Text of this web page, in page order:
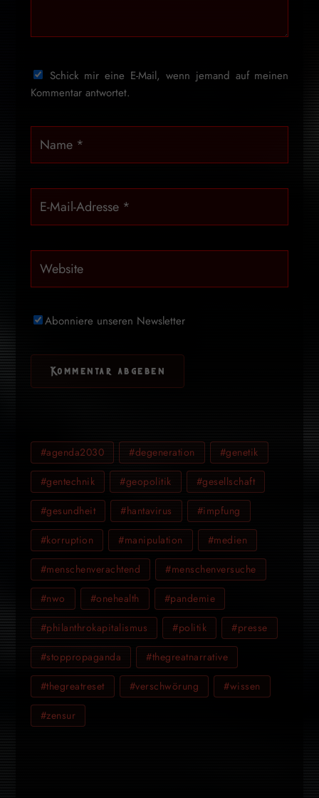
Schick mir eine E-Mail, wenn jemand auf meinen
Kommentar antwortet.
Abonniere unseren Newsletter
#agenda2030 #degeneration #genetik
#gentechnik #geopolitik #gesellschaft
#gesundheit #hantavirus #impfung
#korruption #manipulation #medien
#menschenverachtend #menschenversuche
#nwo #onehealth #pandemie
#philanthrokapitalismus #politik #presse
#stoppropaganda #thegreatnarrative
#thegreatreset #verschwörung #wissen
#zensur